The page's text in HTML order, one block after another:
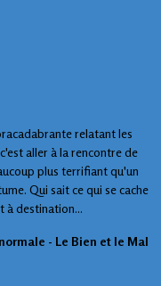
relatant les
aller à la rencontre de
plus terrifiant qu'un
Qui sait ce qui se cache
à destination...
- Le Bien et le Mal